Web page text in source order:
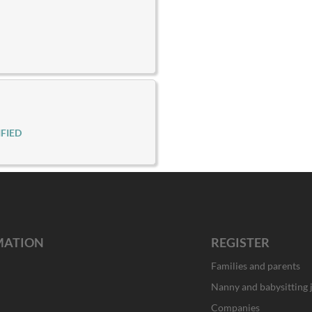
REGISTER
Families and parents
Nanny and babysitting
Companies